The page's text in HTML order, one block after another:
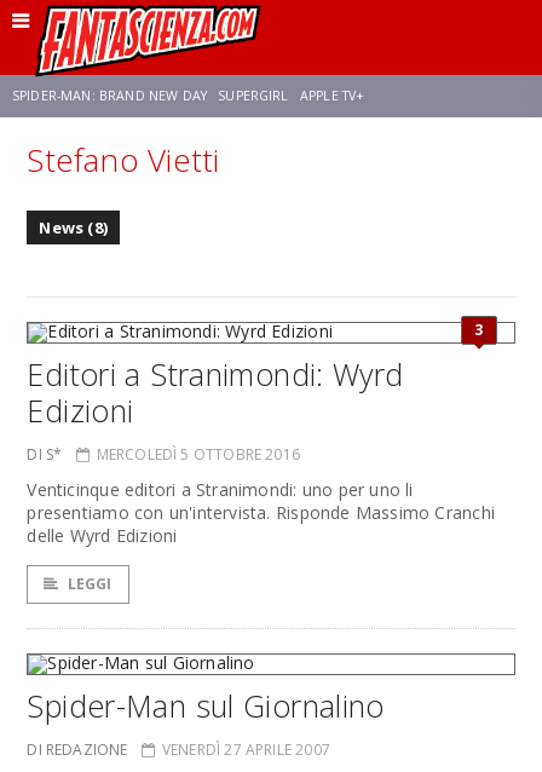
SPIDER-MAN: BRAND NEW DAY SUPERGIRL APPLE TV+
FRANCO RICCIARDIELLO ZENDAYA
Stefano Vietti
News (8)
3
Editori a Stranimondi: Wyrd
Edizioni
DI S* MERCOLEDÌ 5 OTTOBRE 2016
Venticinque editori a Stranimondi: uno per uno li
presentiamo con un'intervista. Risponde Massimo Cranchi
delle Wyrd Edizioni
LEGGI
Spider-Man sul Giornalino
DI REDAZIONE VENERDÌ 27 APRILE 2007